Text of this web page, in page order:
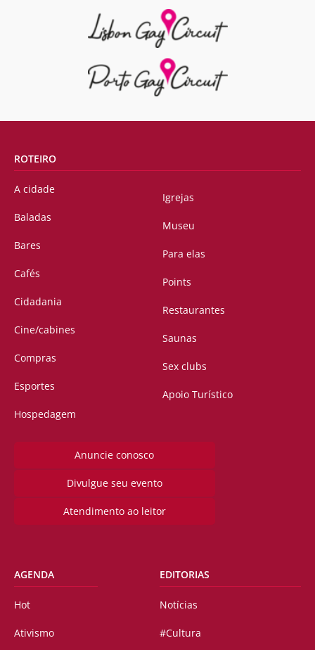
ROTEIRO
A cidade
Baladas
Bares
Cafés
Cidadania
Cine/cabines
Compras
Esportes
Hospedagem
Igrejas
Museu
Para elas
Points
Restaurantes
Saunas
Sex clubs
Apoio Turístico
Anuncie conosco
Divulgue seu evento
Atendimento ao leitor
AGENDA
Hot
Ativismo
EDITORIAS
Notícias
#Cultura